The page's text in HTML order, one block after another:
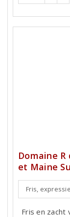
Domaine
et Maine
Fris,
Fris en zacht